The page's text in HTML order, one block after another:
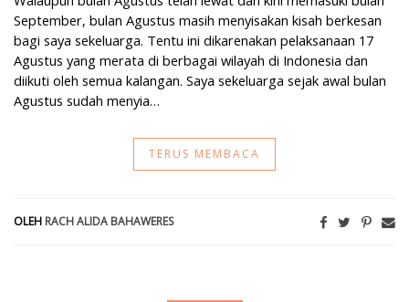
September, bulan Agustus masih menyisakan kisah berkesan
bagi saya sekeluarga. Tentu ini dikarenakan pelaksanaan 17
Agustus yang merata di berbagai wilayah di Indonesia dan
diikuti oleh semua kalangan. Saya sekeluarga sejak awal bulan
Agustus sudah menyia…
TERUS MEMBACA
OLEH RACH ALIDA BAHAWERES